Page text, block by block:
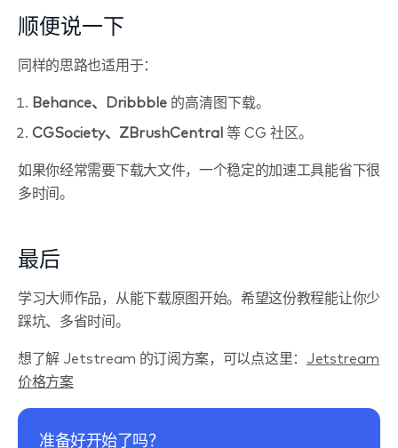
顺便说一下
同样的思路也适用于：
Behance、Dribbble 的高清图下载。
CGSociety、ZBrushCentral 等 CG 社区。
如果你经常需要下载大文件，一个稳定的加速工具能省下很
多时间。
最后
学习大师作品，从能下载原图开始。希望这份教程能让你少
踩坑、多省时间。
想了解 Jetstream 的订阅方案，可以点这里： Jetstream
价格方案
准备好开始了吗？